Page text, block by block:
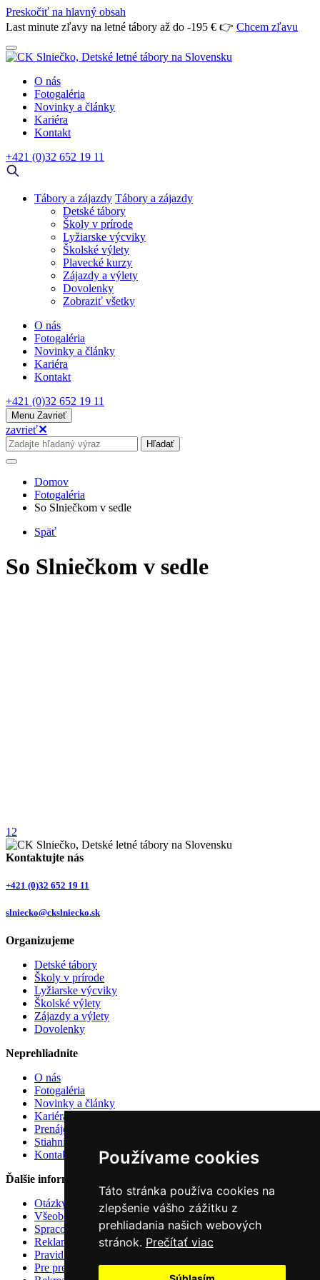
Používame cookies
Táto stránka používa cookies na
zlepšenie vášho zážitku z
prehliadania našich webových
stránok. Prečítať viac
Preskočiť na hlavný obsah
Last minute zľavy na letné tábory až do -195 € 👉 Chcem zľavu
O nás
Fotogaléria
Novinky a články
Kariéra
Kontakt
+421 (0)32 652 19 11
Tábory a zájazdy Tábory a zájazdy
Detské tábory
Školy v prírode
Lyžiarske výcviky
Školské výlety
Plavecké kurzy
Zájazdy a výlety
Dovolenky
Zobraziť všetky
O nás
Fotogaléria
Novinky a články
Kariéra
Kontakt
+421 (0)32 652 19 11
Menu Zavrieť
zavrieť✕
Hľadať
Domov
Fotogaléria
So Slniečkom v sedle
Späť
So Slniečkom v sedle
1 2
Kontaktujte nás
+421 (0)32 652 19 11
slniecko@ckslniecko.sk
Organizujeme
Detské tábory
Školy v prírode
Lyžiarske výcviky
Školské výlety
Zájazdy a výlety
Dovolenky
Neprehliadnite
O nás
Fotogaléria
Novinky a články
Kariéra u nás
Prenájom atrakcií
Stiahnite si
Kontakt
Ďalšie informácie
Otázky a odpovede
Všeobecné zmluvné podmienky
Spracovanie osobných údajov
Reklamačný poriadok
Pravidlá používania cookies
Pre predajcov